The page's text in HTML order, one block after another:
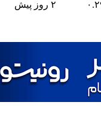
۲ روز پیش